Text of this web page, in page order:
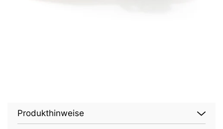
Produkthinweise